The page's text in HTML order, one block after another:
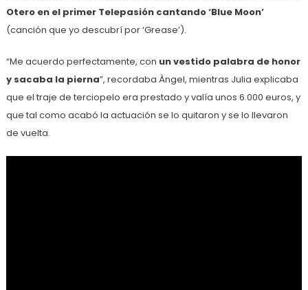
Otero en el primer Telepasión cantando ‘Blue Moon’
(canción que yo descubrí por ‘Grease’).
“Me acuerdo perfectamente, con un vestido palabra de honor
y sacaba la pierna”, recordaba Àngel, mientras Julia explicaba
que el traje de terciopelo era prestado y valía unos 6.000 euros, y
que tal como acabó la actuación se lo quitaron y se lo llevaron
de vuelta.